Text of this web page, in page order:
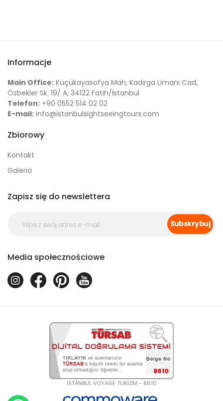
Informacje
Main Office: Küçükayasofya Mah, Kadırga Limanı Cad,
Özbekler Sk. 19/ A, 34122 Fatih/İstanbul
Telefon: +90 0552 514 02 02
E-mail: info@istanbulsightseeingtours.com
Zbiorowy
Kontakt
Galeria
Zapisz się do newslettera
Subskrybuj
Media społecznościowe
8610
İSTANBUL VOYAGE TURİZM - 8610